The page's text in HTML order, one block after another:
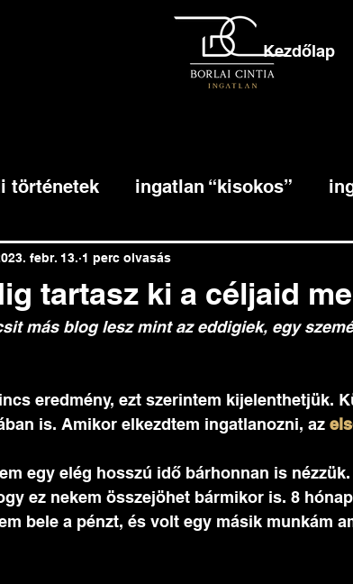
Kezdőlap
történetek ingatlan “kisokos”
tartasz ki a céljaid
febr. 13. 1 perc olvasás
más blog lesz mint az eddigiek, egy
eredmény, ezt szerintem kijelenthetjük.
is. Amikor elkezdtem ingatlanozni, az
egy elég hosszú idő bárhonnan is
ez nekem összejöhet bármikor is. 8
bele a pénzt, és volt egy másik munkám